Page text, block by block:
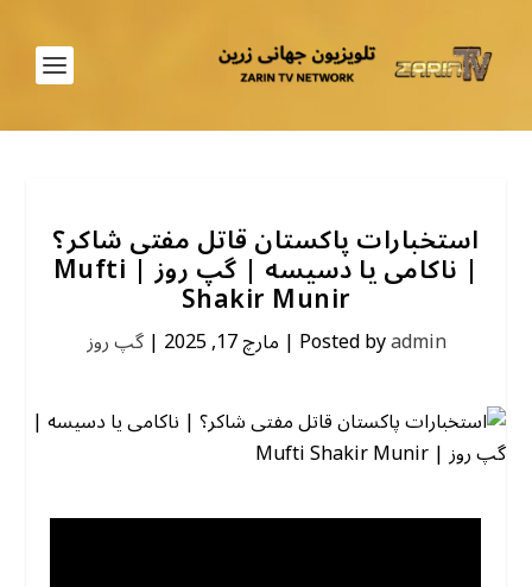
استخبارات پاکستان قاتل مفتی شاکر؟
| ناکامی یا دسیسه | گپ روز | Mufti
Shakir Munir
Posted byadmin
| مارچ 17, 2025 |گپ روز